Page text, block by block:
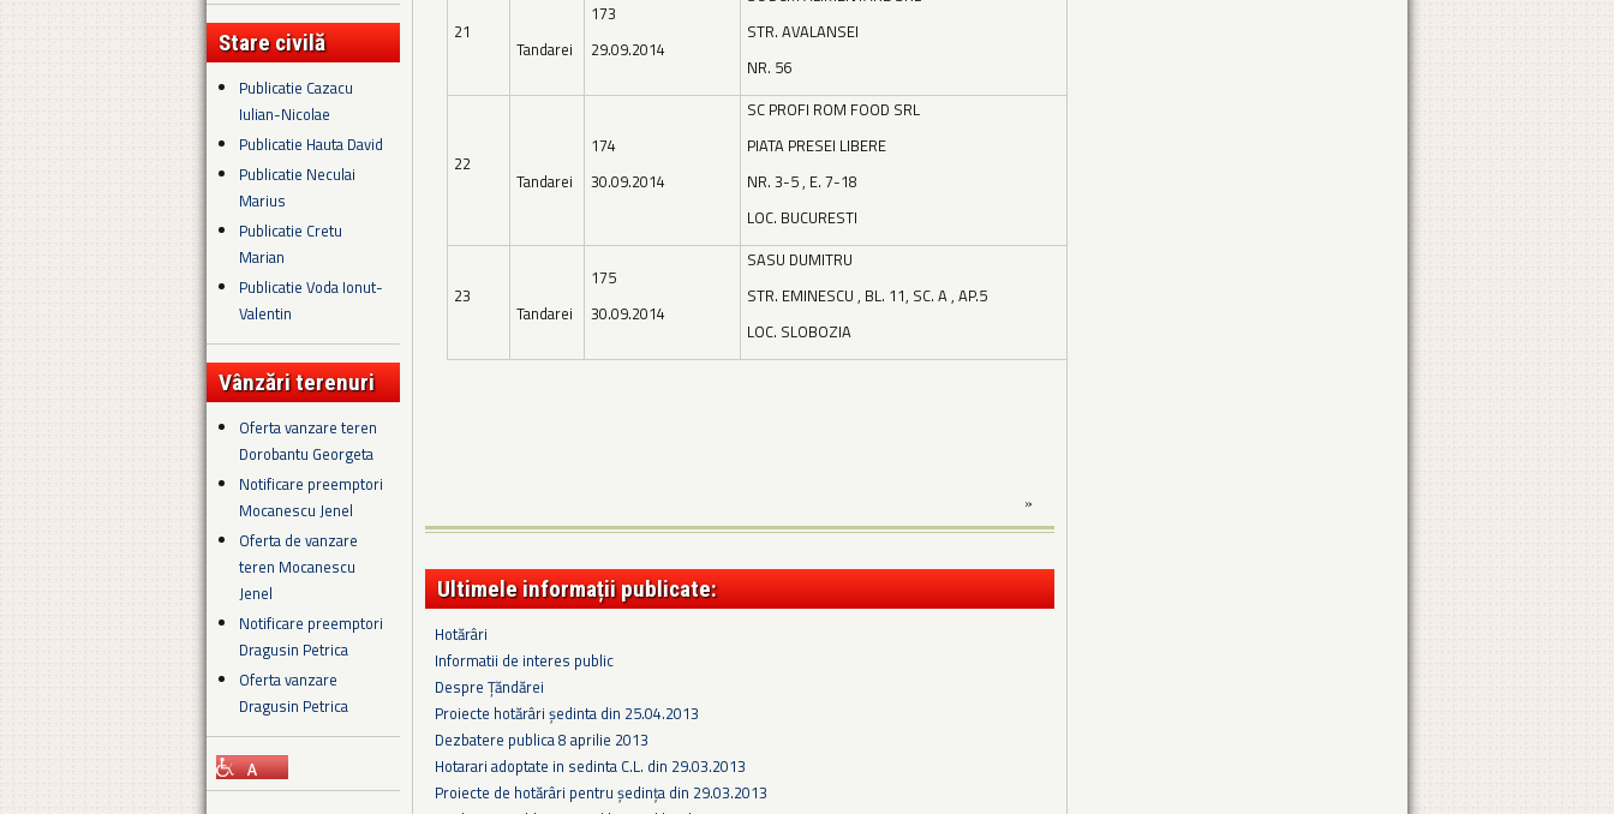
Stare civilă
Publicatie Cazacu
Iulian-Nicolae
Publicatie Hauta David
Publicatie Neculai
Marius
Publicatie Cretu
Marian
Publicatie Voda Ionut-
Valentin
Vânzări terenuri
Oferta vanzare teren
Dorobantu Georgeta
Notificare preemptori
Mocanescu Jenel
Oferta de vanzare
teren Mocanescu
Jenel
Notificare preemptori
Dragusin Petrica
Oferta vanzare
Dragusin Petrica
21
Tandarei
173
29.09.2014
STR. AVALANSEI
NR. 56
22
Tandarei
174
30.09.2014
SC PROFI ROM FOOD SRL
PIATA PRESEI LIBERE
NR. 3-5 , E. 7-18
LOC. BUCURESTI
23
Tandarei
175
30.09.2014
SASU DUMITRU
STR. EMINESCU , BL. 11, SC. A , AP.5
LOC. SLOBOZIA
»
Ultimele informații publicate:
Hotărâri
Informatii de interes public
Despre Țăndărei
Proiecte hotărâri ședinta din 25.04.2013
Dezbatere publica 8 aprilie 2013
Hotarari adoptate in sedinta C.L. din 29.03.2013
Proiecte de hotărâri pentru ședința din 29.03.2013